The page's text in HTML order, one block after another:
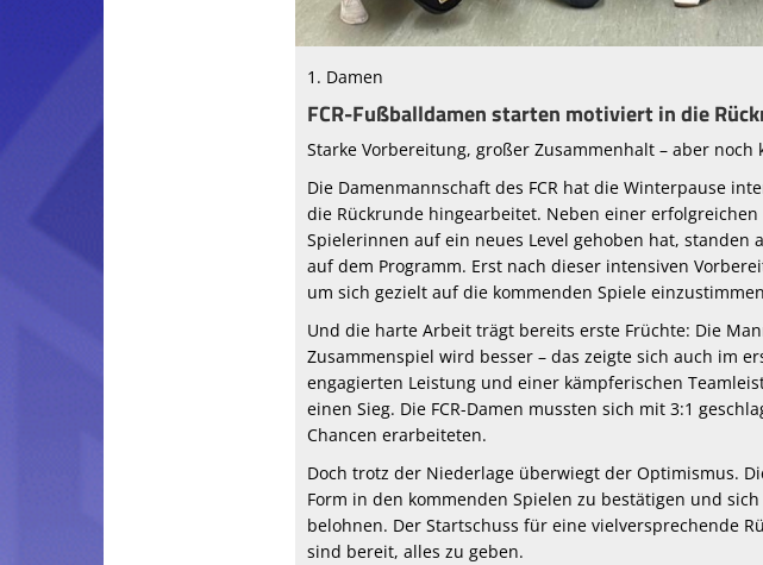
1. Damen
FCR-Fußballdamen starten motiviert in die
Starke Vorbereitung, großer Zusammenhalt – aber noch
Die Damenmannschaft des FCR hat die Winterpause
die Rückrunde hingearbeitet. Neben einer
Spielerinnen auf ein neues Level gehoben hat,
auf dem Programm. Erst nach dieser intensiven
um sich gezielt auf die kommenden Spiele
Und die harte Arbeit trägt bereits erste Früchte: Die
Zusammenspiel wird besser – das zeigte sich auch im
engagierten Leistung und einer kämpferischen
einen Sieg. Die FCR-Damen mussten sich mit 3:1
Chancen erarbeiteten.
Doch trotz der Niederlage überwiegt der Optimismus.
Form in den kommenden Spielen zu bestätigen und
belohnen. Der Startschuss für eine vielversprechende
sind bereit, alles zu geben.